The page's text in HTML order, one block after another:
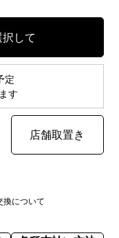
して
定
す
店舗取置き
換について